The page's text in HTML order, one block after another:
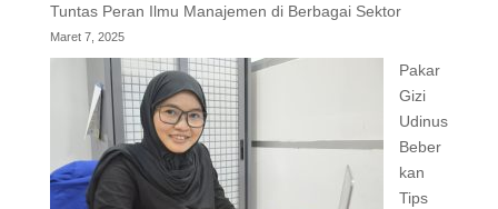
Tuntas Peran Ilmu Manajemen di Berbagai Sektor
Maret 7, 2025
Pakar
Gizi
Udinus
Beber
kan
Tips